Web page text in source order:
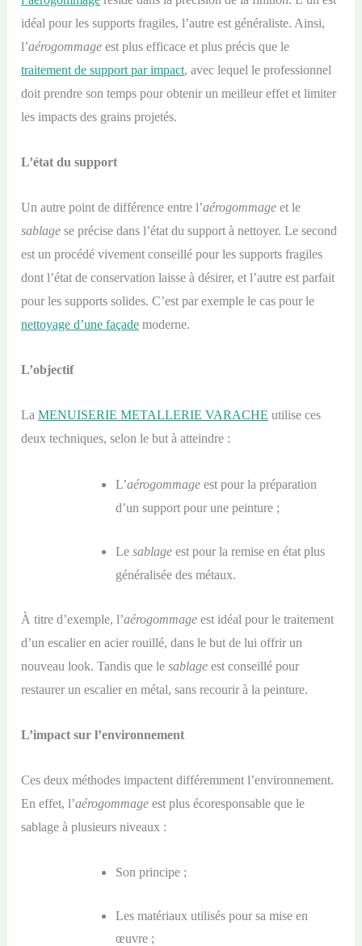
idéal pour les supports fragiles, l’autre est généraliste. Ainsi,
l’aérogommage est plus efficace et plus précis que le
traitement de support par impact, avec lequel le professionnel
doit prendre son temps pour obtenir un meilleur effet et limiter
les impacts des grains projetés.
L’état du support
Un autre point de différence entre l’aérogommage et le
sablage se précise dans l’état du support à nettoyer. Le second
est un procédé vivement conseillé pour les supports fragiles
dont l’état de conservation laisse à désirer, et l’autre est parfait
pour les supports solides. C’est par exemple le cas pour le
nettoyage d’une façade moderne.
L’objectif
LaMENUISERIE METALLERIE VARACHE utilise ces
deux techniques, selon le but à atteindre :
L’aérogommage est pour la préparation
d’un support pour une peinture ;
Le sablageest pour la remise en état plus
généralisée des métaux.
À titre d’exemple, l’aérogommage est idéal pour le traitement
d’un escalier en acier rouillé, dans le but de lui offrir un
nouveau look. Tandis que lesablage est conseillé pour
restaurer un escalier en métal, sans recourir à la peinture.
L’impact sur l’environnement
Ces deux méthodes impactent différemment l’environnement.
En effet, l’aérogommageest plus écoresponsable que le
sablage à plusieurs niveaux :
Son principe ;
Les matériaux utilisés pour sa mise en
œuvre ;